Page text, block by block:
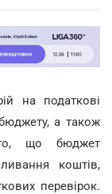
на податкові
а також
що бюджет
коштів,
перевірок.